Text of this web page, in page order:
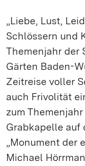
„Liebe, Lust,
Schlössern und
Themenjahr der
Gärten Baden-
Zeitreise voller
auch Frivolität
zum
Grabkapelle auf
„Monument der
Michael